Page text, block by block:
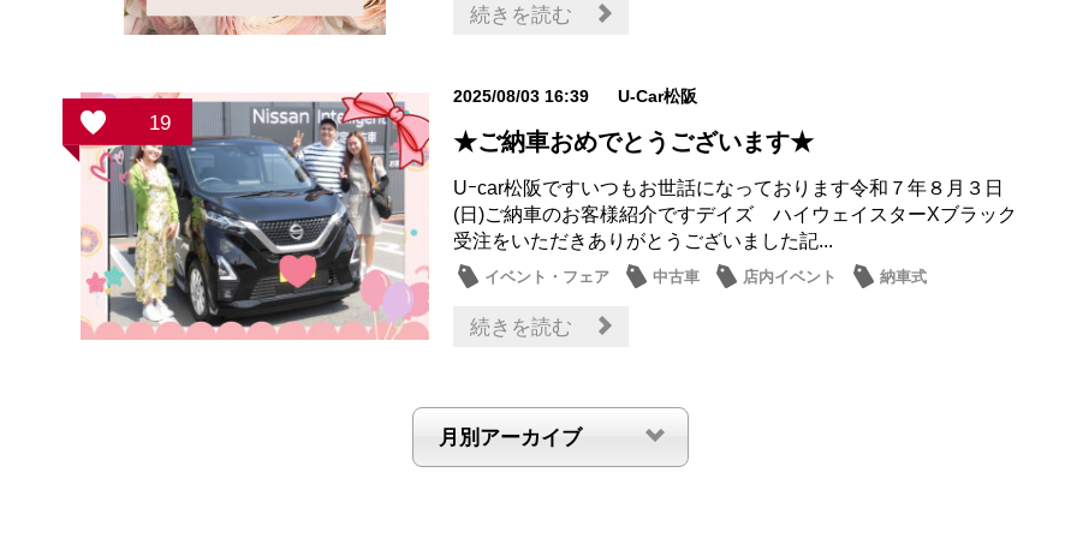
続きを読む
19
2025/08/03 16:39 U-Car松阪
★ご納車おめでとうございます★
Uｰcar松阪ですいつもお世話になっております令和７年８月３日
(日)ご納車のお客様紹介ですデイズ ハイウェイスターXブラック
受注をいただきありがとうございました記...
イベント・フェア 中古車 店内イベント 納車式
続きを読む